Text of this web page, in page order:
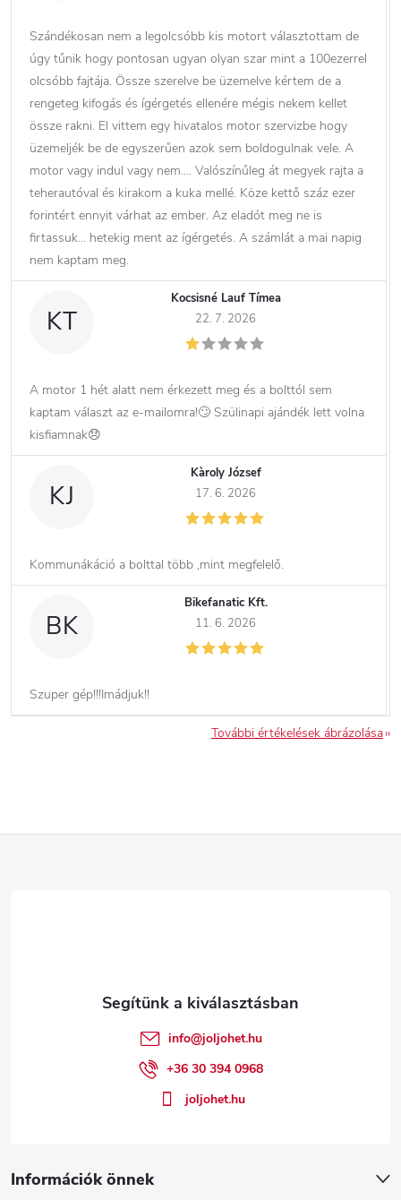
Szándékosan nem a legolcsóbb kis motort választottam de
úgy tűnik hogy pontosan ugyan olyan szar mint a 100ezerrel
olcsóbb fajtája. Össze szerelve be üzemelve kértem de a
rengeteg kifogás és ígérgetés ellenére mégis nekem kellet
össze rakni. El vittem egy hivatalos motor szervizbe hogy
üzemeljék be de egyszerűen azok sem boldogulnak vele. A
motor vagy indul vagy nem…. Valószínűleg át megyek rajta a
teherautóval és kirakom a kuka mellé. Köze kettő száz ezer
forintért ennyit várhat az ember. Az eladót meg ne is
firtassuk… hetekig ment az ígérgetés. A számlát a mai napig
nem kaptam meg.
KT
Kocsisné Lauf Tímea
22. 7. 2026
A motor 1 hét alatt nem érkezett meg és a bolttól sem
kaptam választ az e-mailomra!🙄 Szülinapi ajándék lett volna
kisfiamnak😞
KJ
Kàroly József
17. 6. 2026
Kommunákáció a bolttal több ,mint megfelelő.
BK
Bikefanatic Kft.
11. 6. 2026
Szuper gép!!!Imádjuk!!
További értékelések ábrázolása
Információk önnek
info@joljohet.hu
+36 30 394 0968
joljohet.hu